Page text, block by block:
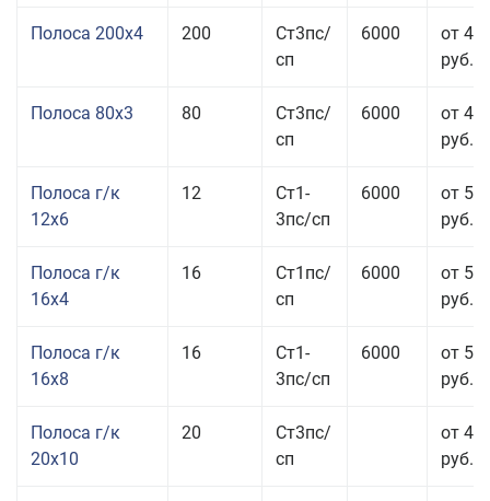
Полоса 200x4 200
Ст3пс/
сп
6000
от 48
руб.
Полоса 80x3 80
Ст3пс/
сп
6000
от 47
руб.
Полоса г/к
12x6
12
Ст1-
3пс/сп
6000
от 52
руб.
Полоса г/к
16x4
16
Ст1пс/
сп
6000
от 53
руб.
Полоса г/к
16x8
16
Ст1-
3пс/сп
6000
от 57
руб.
Полоса г/к
20x10
20
Ст3пс/
сп
от 43
руб.